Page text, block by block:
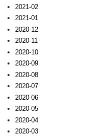
2021-02
2021-01
2020-12
2020-11
2020-10
2020-09
2020-08
2020-07
2020-06
2020-05
2020-04
2020-03